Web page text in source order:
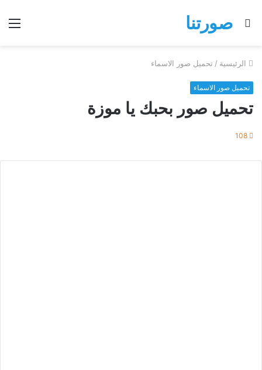
صورتنا
بحث
الرئيسية / تحميل صور الاسماء
تحميل صور الاسماء
تحميل صور بحبك يا موزة
108